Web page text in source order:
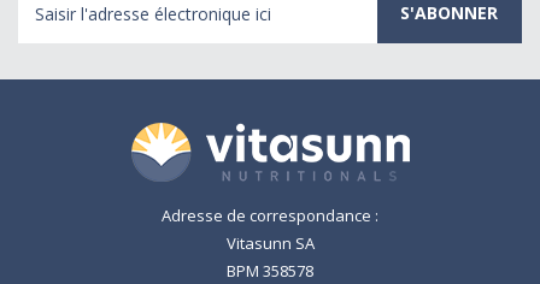
électronique
Adresse de correspondance :
Vitasunn SA
BPM 358578